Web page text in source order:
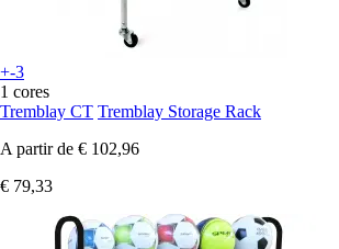
+-3
1 cores
Tremblay CT Tremblay Storage Rack
A partir de € 102,96
€ 79,33